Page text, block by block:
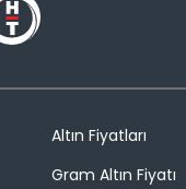
Altın Fiyatları
Gram Altın Fiyatı